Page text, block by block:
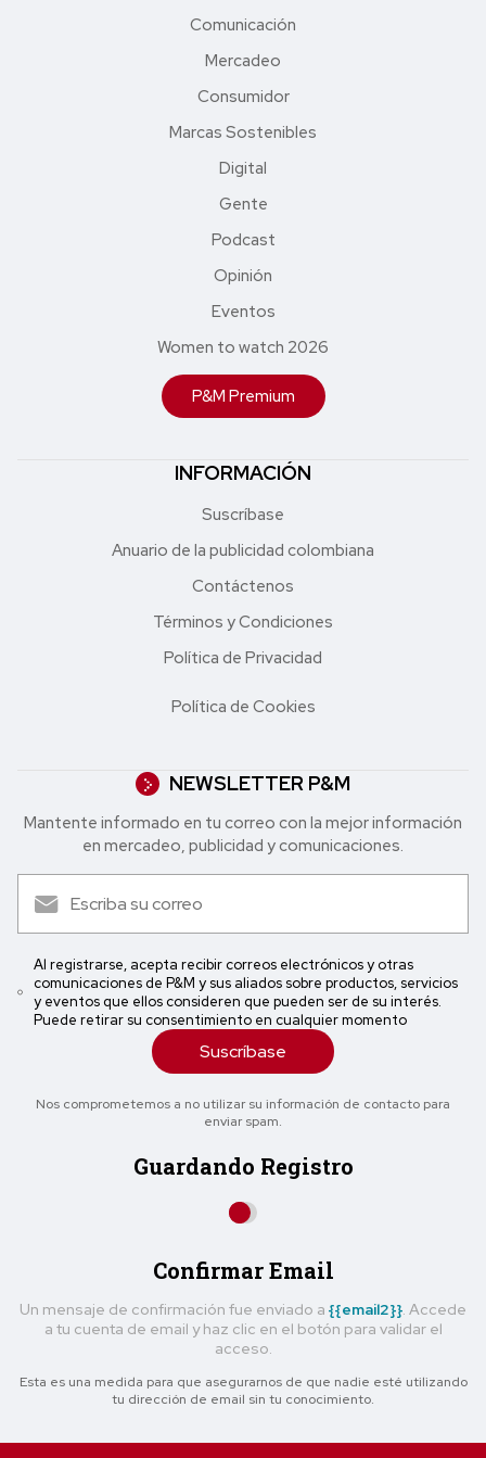
Comunicación
Mercadeo
Consumidor
Marcas Sostenibles
Digital
Gente
Podcast
Opinión
Eventos
Women to watch 2026
P&M Premium
INFORMACIÓN
Suscríbase
Anuario de la publicidad colombiana
Contáctenos
Términos y Condiciones
Política de Privacidad
Política de Cookies
NEWSLETTER P&M
Mantente informado en tu correo con la mejor in formación
en mercadeo, publicidad y comunicaciones.
Al registrarse, acepta recibir correos electrónicos y otras
comunicaciones de P&M y sus aliados sobre productos, servicios
y eventos que ellos consideren que pueden ser de su interés.
Puede retirar su consentimiento en cualquier momento
Suscríbase
Nos comprometemos a no utilizar su información de contacto para
enviar spam.
Guardando Registro
Confirmar Email
Un mensaje de confirmación fue enviado a {{email2}}. Accede
a tu cuenta de email y haz clic en el botón para validar el
acceso.
Esta es una medida para que asegurarnos de que nadie esté utilizando
tu dirección de email sin tu conocimiento.